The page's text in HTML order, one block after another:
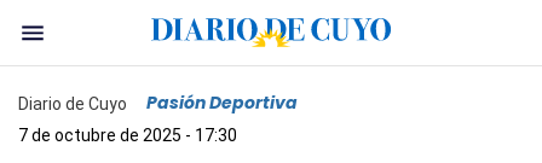
Diario de Cuyo Pasión Deportiva
7 de octubre de 2025 - 17:30